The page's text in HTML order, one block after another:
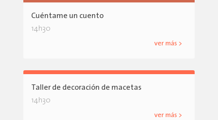
Cuéntame un cuento
14h30
ver más >
Taller de decoración de macetas
14h30
ver más >